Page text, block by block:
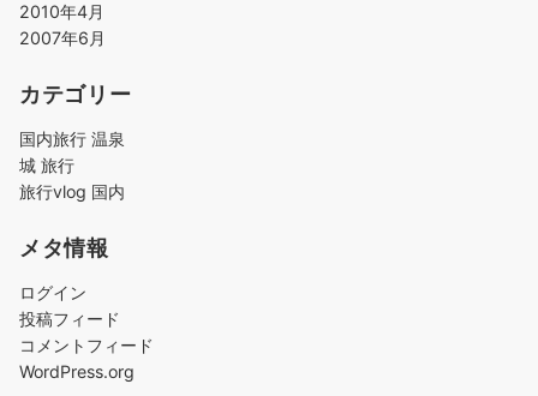
2010年4月
2007年6月
カテゴリー
国内旅行 温泉
城 旅行
旅行vlog 国内
メタ情報
ログイン
投稿フィード
コメントフィード
WordPress.org